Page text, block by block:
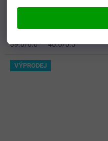
39.0/6.0 40.0/6.5
VÝPRODEJ